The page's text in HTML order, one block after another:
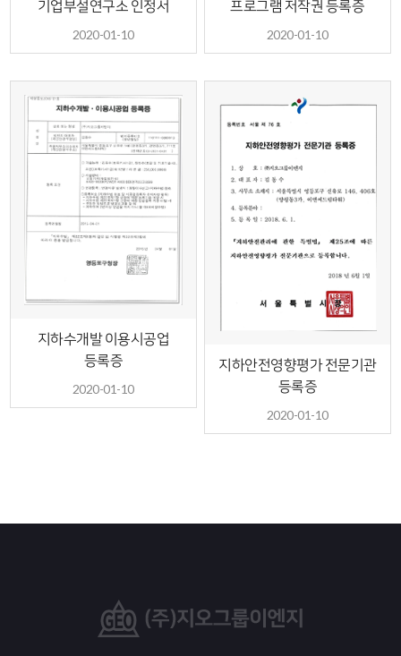
기업부설연구소 인정서
2020-01-10
프로그램 저작권 등록증
2020-01-10
지하수개발 이용시공업
등록증
2020-01-10
지하안전영향평가 전문기관
등록증
2020-01-10